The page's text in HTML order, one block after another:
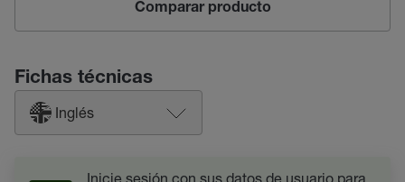
Comparar producto
Fichas técnicas
Inglés
Inicie sesión con sus datos de usuario para